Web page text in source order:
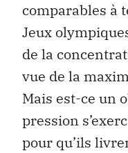
comparables à
Jeux
de la
vue de la
Mais est-ce un
pression
pour qu’ils